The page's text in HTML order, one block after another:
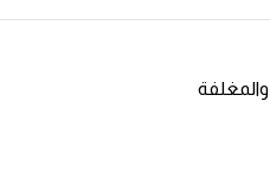
والمغلفة